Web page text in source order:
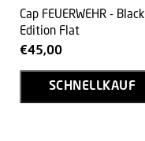
Cap FEUERWEHR - Black
Edition Flat
€45,00
SCHNELLKAUF